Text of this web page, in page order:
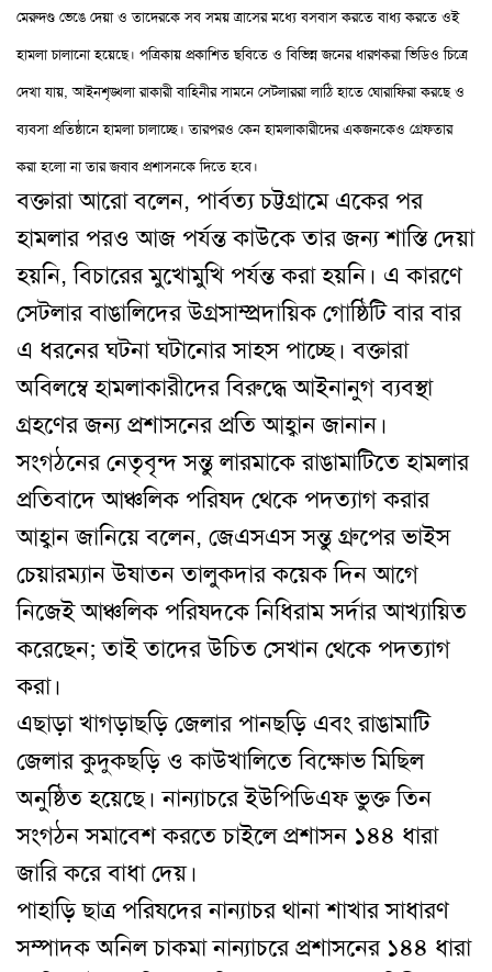
মেরুদণ্ড ভেঙে দেয়া ও তাদেরকে সব সময় ত্রাসের মধ্যে বসবাস করতে বাধ্য করতে ওই
হামলা চালানো হয়েছে। পত্রিকায় প্রকাশিত ছবিতে ও বিভিন্ন জনের ধারণকরা ভিডিও চিত্রে
দেখা যায়,আইনশৃঙ্খলা রাকারী বাহিনীর সামনে সেটলাররা লাঠি হাতে ঘোরাফিরা করছে ও
ব্যবসা প্রতিষ্ঠানে হামলা চালাচ্ছে।তারপরও কেন হামলাকারীদের একজনকেও গ্রেফতার
করা হলো না তার জবাব প্রশাসনকে দিতে হবে।
বক্তারা আরো বলেন, পার্বত্য চট্টগ্রামে একের পর
হামলার পরও আজ পর্যন্ত কাউকে তার জন্য শাস্তি দেয়া
হয়নি,বিচারের মুখোমুখি পর্যন্ত করা হয়নি। এ কারণে
সেটলার বাঙালিদের উগ্রসাম্প্রদায়িক গোষ্ঠিটি বার বার
এ ধরনের ঘটনা ঘটানোর সাহস পাচ্ছে।বক্তারা
অবিলম্বে হামলাকারীদের বিরুদ্ধে আইনানুগ ব্যবস্থা
গ্রহণের জন্য প্রশাসনের প্রতি আহ্বান জানান।
সংগঠনের নেতৃবৃন্দ সন্তু লারমাকে রাঙামাটিতে হামলার
প্রতিবাদে আঞ্চলিক পরিষদ থেকে পদত্যাগ করার
আহ্বান জানিয়ে বলেন, জেএসএস সন্তু গ্রুপের ভাইস
চেয়ারম্যান উষাতন তালুকদার কয়েক দিন আগে
নিজেই আঞ্চলিক পরিষদকে নিধিরাম সর্দার আখ্যায়িত
করেছেন;তাই তাদের উচিত সেখান থেকে পদত্যাগ
করা।
এছাড়া খাগড়াছড়ি জেলার পানছড়ি এবং রাঙামাটি
জেলার কুদুকছড়ি ও কাউখালিতে বিক্ষোভ মিছিল
অনুষ্ঠিত হয়েছে।নান্যাচরে ইউপিডিএফ ভুক্ত তিন
সংগঠন সমাবেশ করতে চাইলে প্রশাসন ১৪৪ ধারা
জারি করে বাধা দেয়।
পাহাড়ি ছাত্র পরিষদের নান্যাচর থানা শাখার সাধারণ
সম্পাদক অনিল চাকমা নান্যাচরে প্রশাসনের ১৪৪ ধারা